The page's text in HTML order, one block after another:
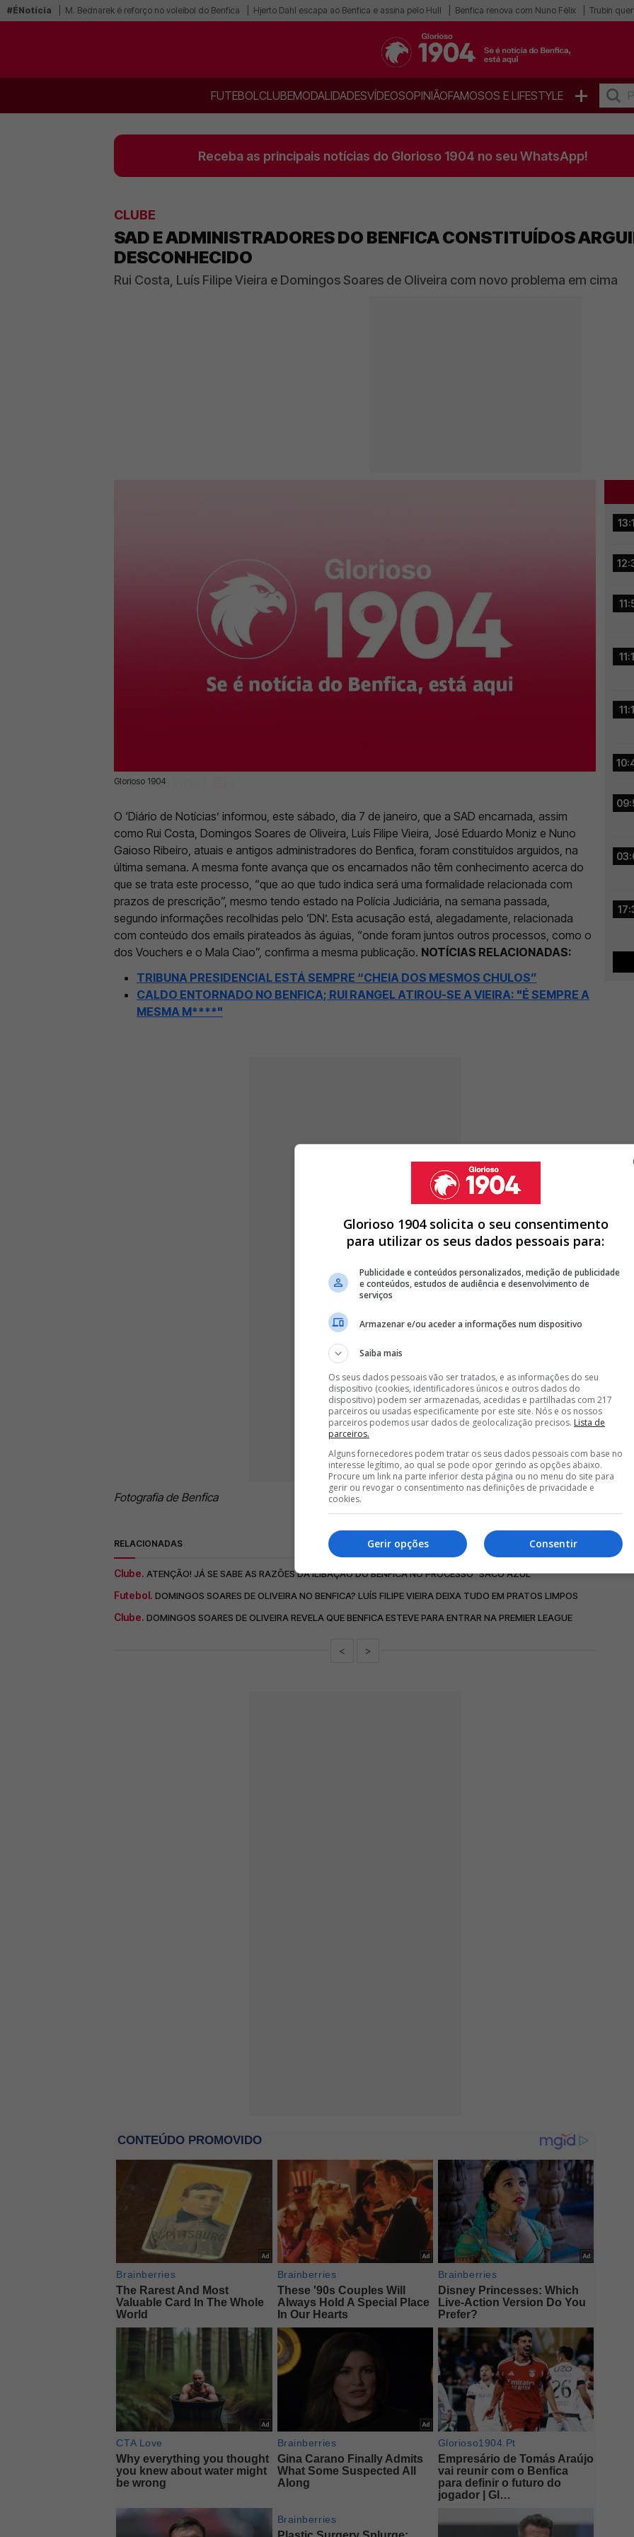
#ÉNotícia M. Bednarek é reforço no voleibol do Benfica Hjerto Dahl escapa ao Benfica e assina pelo Hull Benfica renova com Nuno Félix Trubin
FUTEBOLCLUBEMODALIDADESVÍDEOSOPINIÃOFAMOSOS E LIFESTYLE +
Receba as principais notícias do Glorioso 1904 no seu WhatsApp!
CLUBE
SAD E ADMINISTRADORES DO BENFICA CONSTITUÍDOS
DESCONHECIDO
Rui Costa, Luís Filipe Vieira e Domingos Soares de Oliveira com novo problema em cima
Glorioso 1904
07 Jan 2023 | 11:40 |
O ‘Diário de Notícias’ informou, este sábado, dia 7 de janeiro, que a SAD encarnada, assim
como Rui Costa, Domingos Soares de Oliveira, Luís Filipe Vieira, José Eduardo Moniz e Nuno
Gaioso Ribeiro, atuais e antigos administradores do Benfica, foram constituídos arguidos, na
última semana. A mesma fonte avança que os encarnados não têm conhecimento acerca do
que se trata este processo, “que ao que tudo indica será uma formalidade relacionada com
prazos de prescrição”, mesmo tendo estado na Polícia Judiciária, na semana passada,
segundo informações recolhidas pelo ‘DN’. Esta acusação está, alegadamente, relacionada
com conteúdo dos emails pirateados às águias, “onde foram juntos outros processos, como o
dos Vouchers e o Mala Ciao”, confirma a mesma publicação. NOTÍCIAS RELACIONADAS:
TRIBUNA PRESIDENCIAL ESTÁ SEMPRE “CHEIA DOS MESMOS CHULOS”
CALDO ENTORNADO NO BENFICA; RUI RANGEL ATIROU-SE A VIEIRA: "É SEMPRE A
MESMA M****"
Fotografia de Benfica
RELACIONADAS
Clube. ATENÇÃO! JÁ SE SABE AS RAZÕES DA ILIBAÇÃO DO BENFICA NO PROCESSO "SACO AZUL"
Futebol. DOMINGOS SOARES DE OLIVEIRA NO BENFICA? LUÍS FILIPE VIEIRA DEIXA TUDO EM PRATOS LIMPOS
Clube. DOMINGOS SOARES DE OLIVEIRA REVELA QUE BENFICA ESTEVE PARA ENTRAR NA PREMIER LEAGUE
< >
Glorioso 1904 solicita o seu consentimento
para utilizar os seus dados pessoais para:
Publicidade e conteúdos personalizados, medição de publicidade
e conteúdos, estudos de audiência e desenvolvimento de
serviços
Armazenar e/ou aceder a informações num dispositivo
Saiba mais
Os seus dados pessoais vão ser tratados, e as informações do seu
dispositivo (cookies, identificadores únicos e outros dados do
dispositivo) podem ser armazenadas, acedidas e partilhadas com 217
parceiros ou usadas especificamente por este site. Nós e os nossos
parceiros podemos usar dados de geolocalização precisos. Lista de
parceiros.
Alguns fornecedores podem tratar os seus dados pessoais com base no
interesse legítimo, ao qual se pode opor gerindo as opções abaixo.
Procure um link na parte inferior desta página ou no menu do site para
gerir ou revogar o consentimento nas definições de privacidade e
cookies.
Consentir
Gerir opções